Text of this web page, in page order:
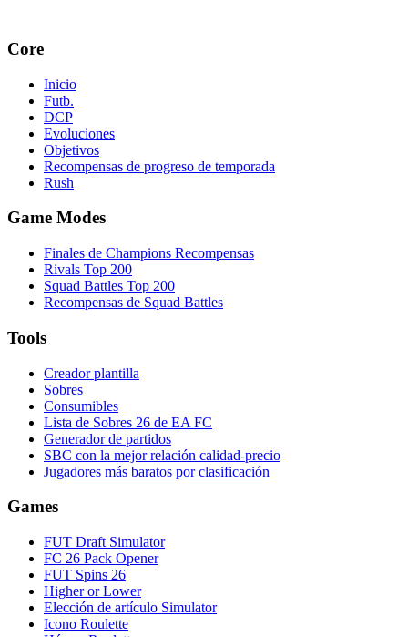
Core
Inicio
Futb.
DCP
Evoluciones
Objetivos
Recompensas de progreso de temporada
Rush
Game Modes
Finales de Champions Recompensas
Rivals Top 200
Squad Battles Top 200
Recompensas de Squad Battles
Tools
Creador plantilla
Sobres
Consumibles
Lista de Sobres 26 de EA FC
Generador de partidos
SBC con la mejor relación calidad-precio
Jugadores más baratos por clasificación
Games
FUT Draft Simulator
FC 26 Pack Opener
FUT Spins 26
Higher or Lower
Elección de artículo Simulator
Icono Roulette